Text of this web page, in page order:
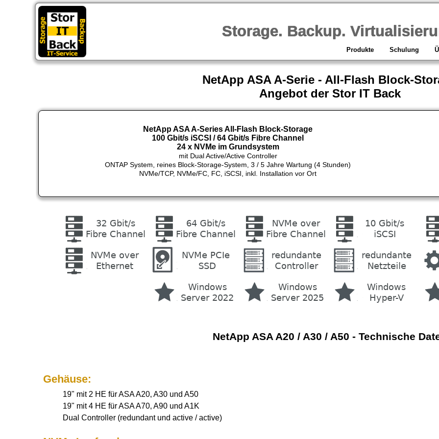
Storage. Backup.
Produkte Schulung
NetApp ASA A-Serie - All-Flash Block-
Angebot der Stor IT Back
NetApp ASA A-Series All-Flash Block-Storage
100 Gbit/s iSCSI / 64 Gbit/s Fibre Channel
24 x NVMe im Grundsystem
mit Dual Active/Active Controller
ONTAP System, reines Block-Storage-System, 3 / 5 Jahre Wartung (4 Stunden)
NVMe/TCP, NVMe/FC, FC, iSCSI, inkl. Installation vor Ort
NetApp ASA A20 / A30 / A50 - Technische
Gehäuse:
19" mit 2 HE für ASA A20, A30 und A50
19" mit 4 HE für ASA A70, A90 und A1K
Dual Controller (redundant und active / active)